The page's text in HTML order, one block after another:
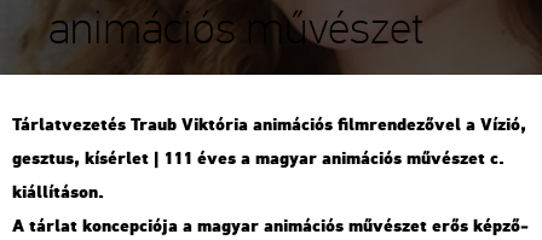
animációs művészet
Tár­lat­ve­ze­tés Traub Vik­tó­ria ani­má­ci­ós film­ren­de­ző­vel a Vízió,
gesz­tus, kí­sér­let | 111 éves a ma­gyar ani­má­ci­ós mű­vé­szet c.
ki­ál­lí­tá­son.
A tár­lat kon­cep­ci­ó­ja a ma­gyar ani­má­ci­ós mű­vé­szet erős kép­ző­